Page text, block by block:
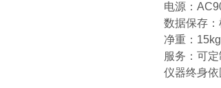
电源：
数据保存
净重：
服务：可
仪器终身